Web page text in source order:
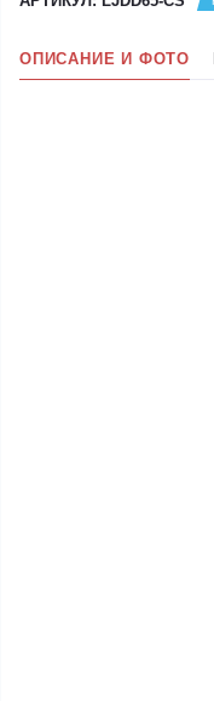
ОПИСАНИЕ И ФОТО